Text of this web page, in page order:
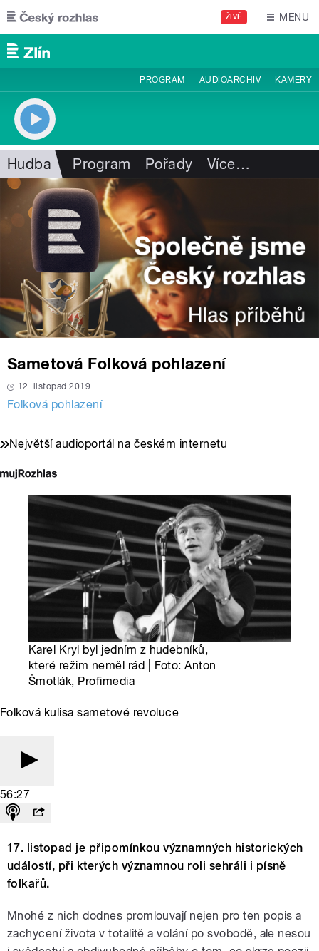
Přejít k hlavnímu obsahu
ŽIVĚ MENU
PROGRAM AUDIOARCHIV KAMERY
Hudba Program Pořady Více…
Sametová Folková pohlazení
12. listopad 2019
Folková pohlazení
Největší audioportál na českém internetu
Karel Kryl byl jedním z hudebníků,
které režim neměl rád | Foto: Anton
Šmotlák, Profimedia
Folková kulisa sametové revoluce
56:27
17. listopad je připomínkou významných historických
událostí, při kterých významnou roli sehráli i písně
folkařů.
Mnohé z nich dodnes promlouvají nejen pro ten popis a
zachycení života v totalitě a volání po svobodě, ale nesou